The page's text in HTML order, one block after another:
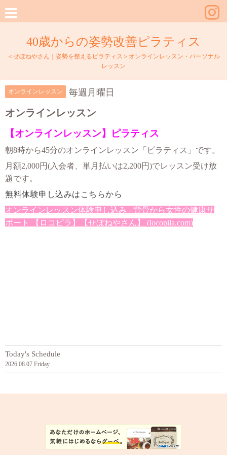
40歳からの姿勢改善ピラティス
＜せぼねやさん｜姿勢を整えるピラティス＞オンラインレッスン・パーソナル
レッスン
オンラインレッスン 毎週月曜日
オンラインレッスン
【オンラインレッスン】ピラティス
朝8時から45分のオンラインレッスン「ピラティス」です。
月額2,000円(入会者、単月払いは2,200円)でレッスン受け放
題です。
無料体験申し込みはこちらから
オンラインレッスン体験申し込み - 背骨から女性の健康サ
ポート 【ロコピラ】【せぼねやさん】 (locopila.com)
Today's Schedule
2026.08.07 Friday